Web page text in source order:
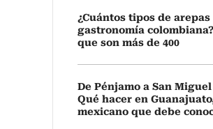
¿Cuántos tipos de
gastronomía
que son más de 400
De Pénjamo a San
Qué hacer en
mexicano que debe